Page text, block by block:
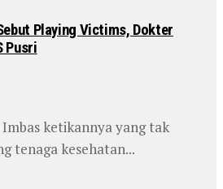
Playing Victims, Dokter
Pusri
ketikannya yang tak
tenaga kesehatan...